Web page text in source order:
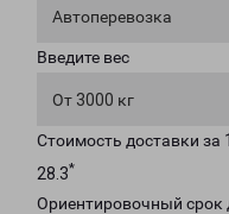
Автоперевозка
Введите вес
От 3000 кг
Стоимость доставки
28.3*
Ориентировочный срок